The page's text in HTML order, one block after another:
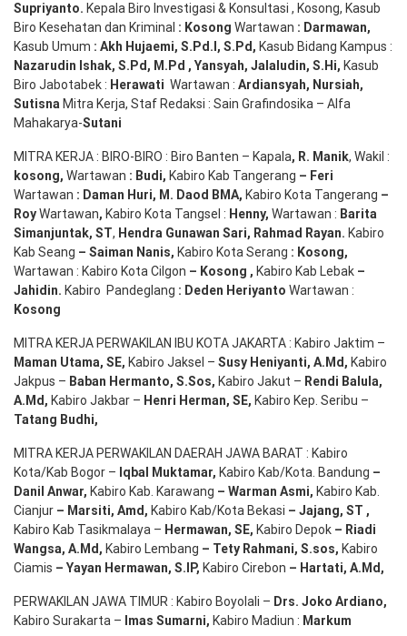
Supriyanto. Kepala Biro Investigasi & Konsultasi , Kosong, Kasub
Biro Kesehatan dan Kriminal : Kosong Wartawan : Darmawan,
Kasub Umum : Akh Hujaemi, S.Pd.I, S.Pd, Kasub Bidang Kampus :
Nazarudin Ishak, S.Pd, M.Pd , Yansyah, Jalaludin, S.Hi, Kasub
Biro Jabotabek : Herawati Wartawan : Ardiansyah, Nursiah,
Sutisna Mitra Kerja, Staf Redaksi : Sain Grafindosika – Alfa
Mahakarya-Sutani
MITRA KERJA : BIRO-BIRO : Biro Banten – Kapala, R. Manik, Wakil :
kosong, Wartawan : Budi, Kabiro Kab Tangerang – Feri
Wartawan : Daman Huri, M. Daod BMA, Kabiro Kota Tangerang –
RoyWartawan, Kabiro Kota Tangsel : Henny, Wartawan : Barita
Simanjuntak, ST, Hendra Gunawan Sari, Rahmad Rayan. Kabiro
Kab Seang – Saiman Nanis, Kabiro Kota Serang : Kosong,
Wartawan : Kabiro Kota Cilgon – Kosong , Kabiro Kab Lebak –
Jahidin. Kabiro Pandeglang : Deden Heriyanto Wartawan :
Kosong
MITRA KERJA PERWAKILAN IBU KOTA JAKARTA : Kabiro Jaktim –
Maman Utama, SE, Kabiro Jaksel – Susy Heniyanti, A.Md, Kabiro
Jakpus – Baban Hermanto, S.Sos, Kabiro Jakut – Rendi Balula,
A.Md, Kabiro Jakbar – Henri Herman, SE, Kabiro Kep. Seribu –
Tatang Budhi,
MITRA KERJA PERWAKILAN DAERAH JAWA BARAT : Kabiro
Kota/Kab Bogor – Iqbal Muktamar, Kabiro Kab/Kota. Bandung –
Danil Anwar, Kabiro Kab. Karawang – Warman Asmi, Kabiro Kab.
Cianjur – Marsiti, Amd, Kabiro Kab/Kota Bekasi – Jajang, ST ,
Kabiro Kab Tasikmalaya – Hermawan, SE, Kabiro Depok – Riadi
Wangsa, A.Md, Kabiro Lembang – Tety Rahmani, S.sos, Kabiro
Ciamis – Yayan Hermawan, S.IP, Kabiro Cirebon – Hartati, A.Md,
PERWAKILAN JAWA TIMUR : Kabiro Boyolali – Drs. Joko Ardiano,
Kabiro Surakarta – Imas Sumarni, Kabiro Madiun : Markum